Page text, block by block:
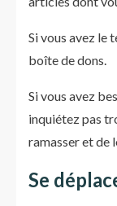
Si vous avez le
boîte de dons.
Si vous avez
inquiétez pas
ramasser et de
Se